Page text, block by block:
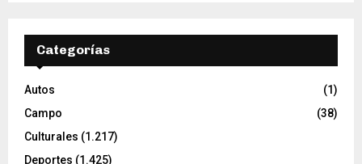
Categorías
Autos
(1)
Campo
(38)
Culturales (1.217)
Deportes (1.425)